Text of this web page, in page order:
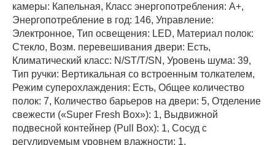
камеры: Капельная, Класс энергопотребления: А+,
Энергопотребление в год: 146, Управление:
Электронное, Тип освещения: LED, Материал полок:
Стекло, Возм. перевешивания двери: Есть,
Климатический класс: N/ST/T/SN, Уровень шума: 39,
Тип ручки: Вертикальная со встроенным толкателем,
Режим суперохлаждения: Есть, Общее количество
полок: 7, Количество барьеров на двери: 5, Отделение
свежести («Super Fresh Box»): 1, Выдвижной
подвесной контейнер (Pull Box): 1, Cосуд с
регулируемым уровнем влажности: 1,